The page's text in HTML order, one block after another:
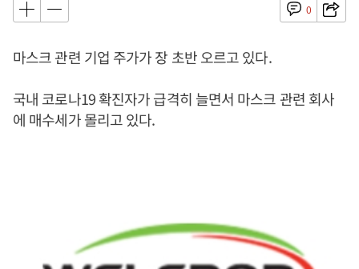
0
마스크 관련 기업 주가가 장 초반 오르고 있다.
국내 코로나19 확진자가 급격히 늘면서 마스크 관련 회사
에 매수세가 몰리고 있다.